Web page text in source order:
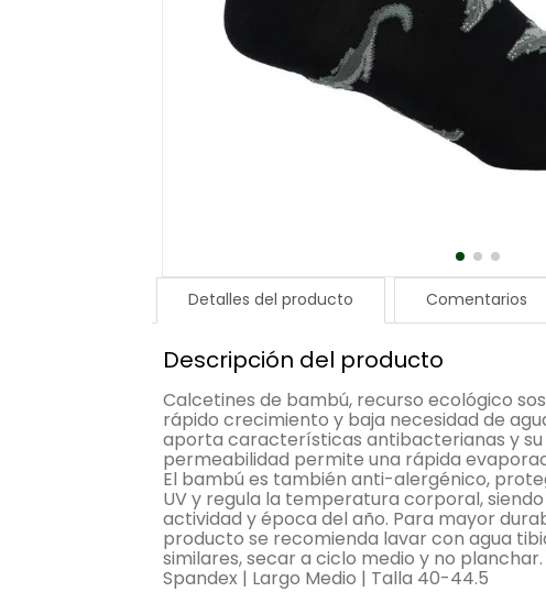
Detalles del producto Comentarios
Descripción del producto
Calcetines de bambú, recurso ecológico
rápido crecimiento y baja necesidad de
aporta características antibacterianas y
permeabilidad permite una rápida
El bambú es también anti-alergénico,
UV y regula la temperatura corporal,
actividad y época del año. Para mayor
producto se recomienda lavar con agua
similares, secar a ciclo medio y no planchar.
Spandex | Largo Medio | Talla 40-44.5